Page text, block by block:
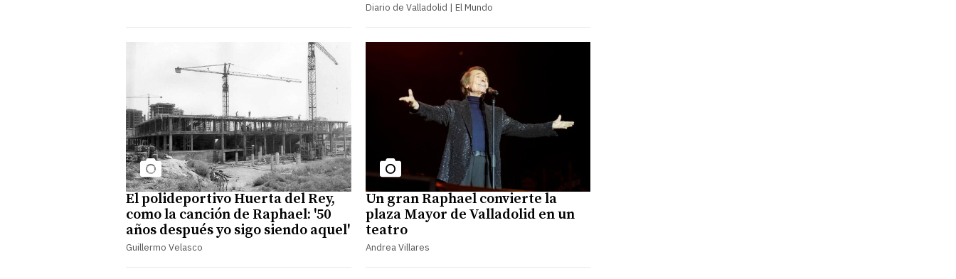
Diario de Valladolid | El Mundo
El polideportivo Huerta del Rey,
como la canción de Raphael: '50
años después yo sigo siendo aquel'
Guillermo Velasco
Un gran Raphael convierte la
plaza Mayor de Valladolid en un
teatro
Andrea Villares